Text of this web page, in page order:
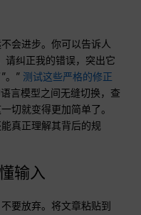
会进步。你可以告诉人
请纠正我的错误，突出它
。” 测试这些严格的修正
言模型之间无缝切换，查
切就变得更加简单了。
真正理解其背后的规
输入
要放弃。将文章粘贴到